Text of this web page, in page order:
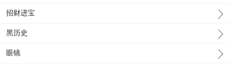
招财进宝
黑历史
眼镜